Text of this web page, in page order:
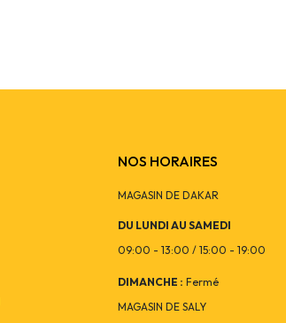
NOS HORAIRES
MAGASIN DE DAKAR
DU LUNDI AU SAMEDI
09:00 - 13:00 / 15:00 - 19:00
DIMANCHE : Fermé
MAGASIN DE SALY